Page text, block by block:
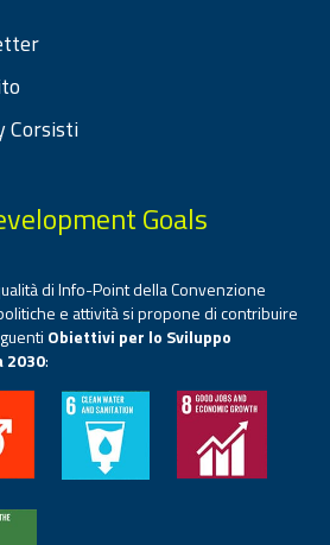
Corsisti
Goals
di Info-Point della Convenzione
e attività si propone di contribuire
Obiettivi per lo Sviluppo
2030: